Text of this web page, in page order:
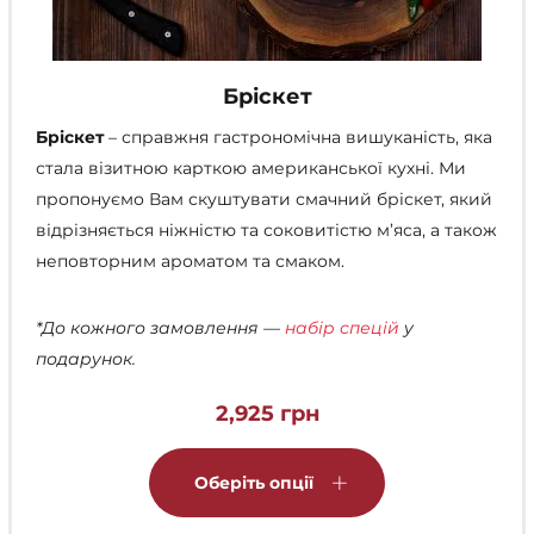
Бріскет
Бріскет– справжня гастрономічна вишуканість, яка
стала візитною карткою американської кухні. Ми
пропонуємо Вам скуштувати смачний бріскет, який
відрізняється ніжністю та соковитістю м’яса, а також
неповторним ароматом та смаком.
*До кожного замовлення — набір спецій у
подарунок.
2,925 грн
Оберіть опції